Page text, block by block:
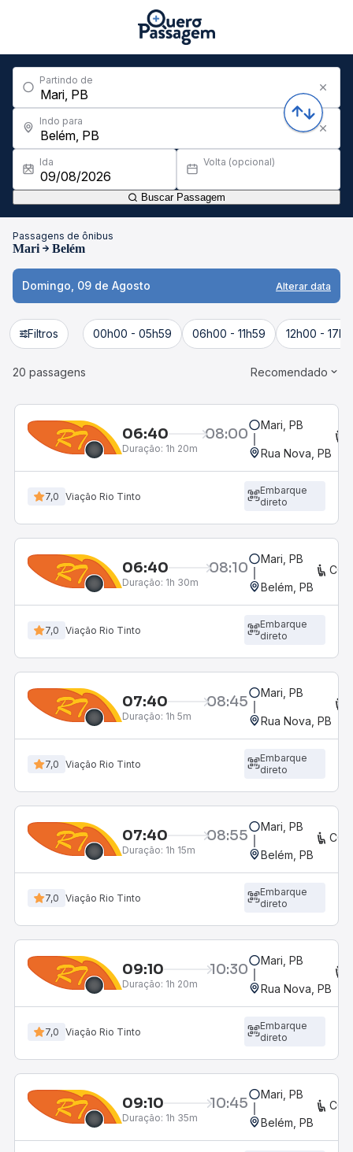
Partindo de
Indo para
Ida Volta (opcional)
Buscar Passagem
Passagens de ônibus
Mari Belém
Domingo, 09 de Agosto Alterar data
Filtros 00h00 - 05h59 06h00 - 11h59 12h00 -
20 passagens Recomendado
06:40 08:00
Duração: 1h 20m
Mari, PB
Rua Nova, PB
7,0 Viação Rio Tinto
Embarque
direto
06:40 08:10
Duração: 1h 30m
Mari, PB
Belém, PB
7,0 Viação Rio Tinto
Embarque
direto
07:40 08:45
Duração: 1h 5m
Mari, PB
Rua Nova, PB
7,0 Viação Rio Tinto
Embarque
direto
07:40 08:55
Duração: 1h 15m
Mari, PB
Belém, PB
7,0 Viação Rio Tinto
Embarque
direto
09:10 10:30
Duração: 1h 20m
Mari, PB
Rua Nova, PB
7,0 Viação Rio Tinto
Embarque
direto
09:10 10:45
Duração: 1h 35m
Mari, PB
Belém, PB